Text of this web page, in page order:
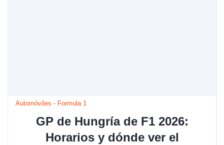
Automóviles - Formula 1
GP de Hungría de F1 2026:
Horarios y dónde ver el